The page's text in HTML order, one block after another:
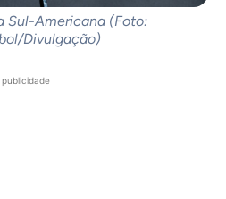
Sul-Americana (Foto:
Divulgação)
publicidade